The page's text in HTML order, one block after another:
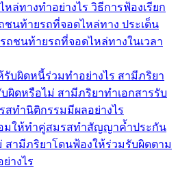
ล่ทางทำอย่างไร วิธีการฟ้องเรียก
นท้ายรถที่จอดไหล่ทาง ประเด็น
ชนท้ายรถที่จอดไหล่ทางในเวลา
บผิดหนี้ร่วมทำอย่างไร สามีภริยา
ผิดหรือไม่ สามีภริยาทำเอกสารรับ
ทำนิติกรรมมีผลอย่างไร
มให้ทำคู่สมรสทำสัญญาค้ำประกัน
สามีภริยาโดนฟ้องให้ร่วมรับผิดตาม
างไร